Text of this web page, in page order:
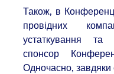
Також, в
провідних
устаткування та
спонсор
Одночасно, завдяки